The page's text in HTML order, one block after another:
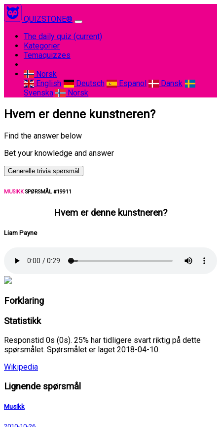
QUIZSTONE®
The daily quiz (current)
Kategorier
Temaquizzes
Norsk
English
Deutsch Espanol
Dansk
Svenska
Norsk
Hvem er denne kunstneren?
Find the answer below
Bet your knowledge and answer
Generelle trivia spørsmål
MUSIKKSPØRSMÅL #19911
Hvem er denne kunstneren?
Liam Payne
Forklaring
Statistikk
Responstid 0s (0s). 25% har tidligere svart riktig på dette
spørsmålet. Spørsmålet er laget 2018-04-10.
Wikipedia
Lignende spørsmål
Musikk